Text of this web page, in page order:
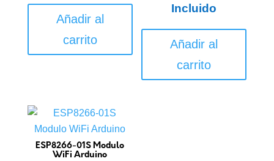
Añadir al
carrito
Incluido
Añadir al
carrito
ESP8266-01S Modulo
WiFi Arduino